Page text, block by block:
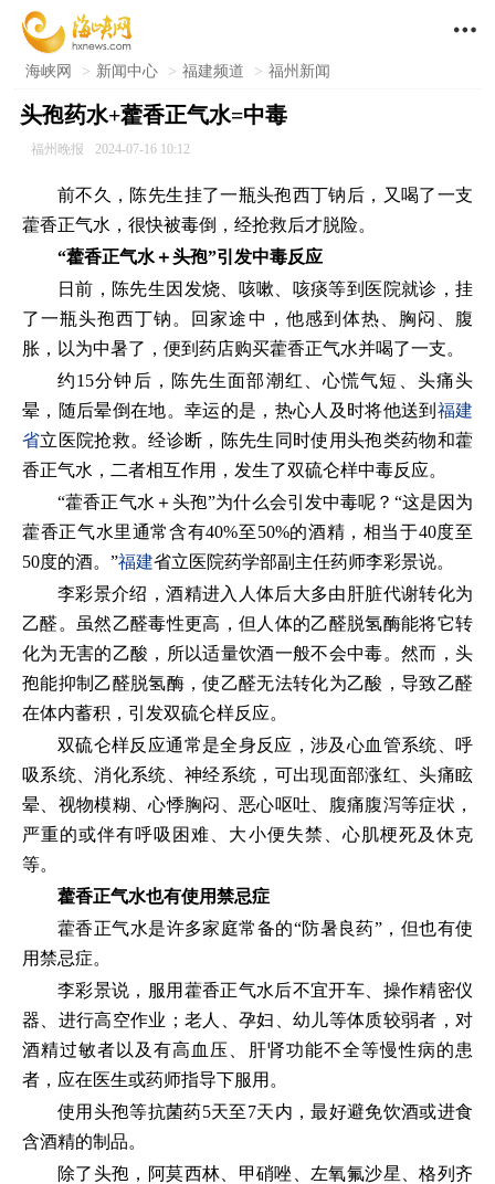

海峡网 > 新闻中心 > 福建频道 > 福州新闻
头孢药水+藿香正气水=中毒
福州晚报 2024-07-16 10:12
前不久，陈先生挂了一瓶头孢西丁钠后，又喝了一支
藿香正气水，很快被毒倒，经抢救后才脱险。
“藿香正气水＋头孢”引发中毒反应
日前，陈先生因发烧、咳嗽、咳痰等到医院就诊，挂
了一瓶头孢西丁钠。回家途中，他感到体热、胸闷、腹
胀，以为中暑了，便到药店购买藿香正气水并喝了一支。
约15分钟后，陈先生面部潮红、心慌气短、头痛头
晕，随后晕倒在地。幸运的是，热心人及时将他送到 福建
省立医院抢救。经诊断，陈先生同时使用头孢类药物和藿
香正气水，二者相互作用，发生了双硫仑样中毒反应。
“藿香正气水＋头孢”为什么会引发中毒呢？“这是因为
藿香正气水里通常含有40%至50%的酒精，相当于40度至
50度的酒。”福建省立医院药学部副主任药师李彩景说。
李彩景介绍，酒精进入人体后大多由肝脏代谢转化为
乙醛。虽然乙醛毒性更高，但人体的乙醛脱氢酶能将它转
化为无害的乙酸，所以适量饮酒一般不会中毒。然而，头
孢能抑制乙醛脱氢酶，使乙醛无法转化为乙酸，导致乙醛
在体内蓄积，引发双硫仑样反应。
双硫仑样反应通常是全身反应，涉及心血管系统、呼
吸系统、消化系统、神经系统，可出现面部涨红、头痛眩
晕、视物模糊、心悸胸闷、恶心呕吐、腹痛腹泻等症状，
严重的或伴有呼吸困难、大小便失禁、心肌梗死及休克
等。
藿香正气水也有使用禁忌症
藿香正气水是许多家庭常备的“防暑良药”，但也有使
用禁忌症。
李彩景说，服用藿香正气水后不宜开车、操作精密仪
器、进行高空作业；老人、孕妇、幼儿等体质较弱者，对
酒精过敏者以及有高血压、肝肾功能不全等慢性病的患
者，应在医生或药师指导下服用。
使用头孢等抗菌药5天至7天内，最好避免饮酒或进食
含酒精的制品。
除了头孢，阿莫西林、甲硝唑、左氧氟沙星、格列齐